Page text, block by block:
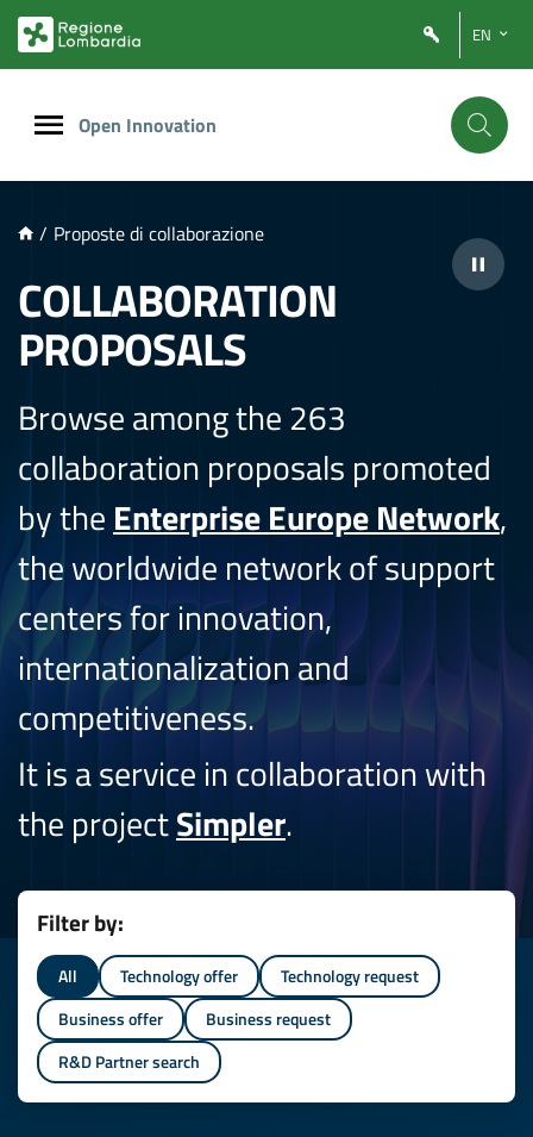
PRINCIPALE
EN
Open Innovation
/ Proposte di collaborazione
COLLABORATION
PROPOSALS
Browse among the 263
collaboration proposals promoted
by the Enterprise Europe Network,
the worldwide network of support
centers for innovation,
internationalization and
competitiveness.
It is a service in collaboration with
the projectSimpler.
Filter by:
All Technology offer
Technology request
Business offer
Business request
R&D Partner search